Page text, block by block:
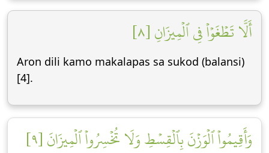
أَلَّا تَطۡغَوۡاْ فِي ٱلۡمِيزَانِ [٨]
Aron dili kamo makalapas sa sukod (balansi)
[4].
وَأَقِيمُواْ ٱلۡوَزۡنَ بِٱلۡقِسۡطِ وَلَا تُخۡسِرُواْ ٱلۡمِيزَانَ [٩]